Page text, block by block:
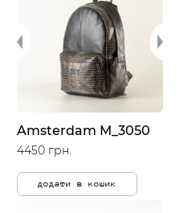
Amsterdam M_3050
4450 грн.
додати в кошик